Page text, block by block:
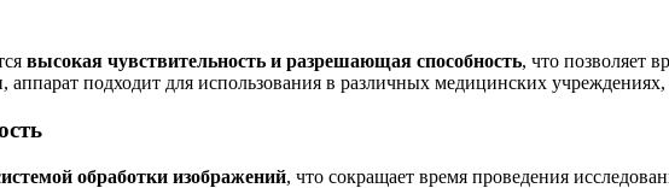
высокая чувствительность и разрешающая способность, что позволяет
подходит для использования в различных медицинских
обработки изображений, что сокращает время проведения